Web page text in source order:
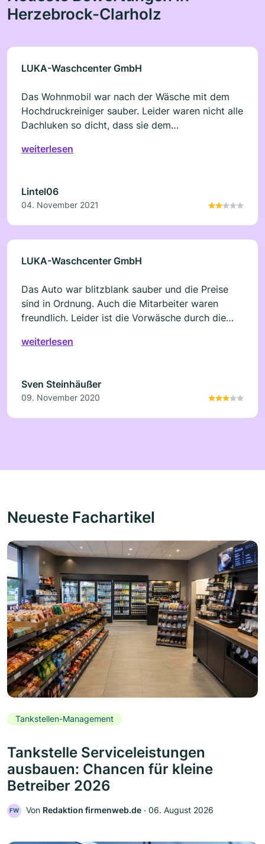
Herzebrock-Clarholz
LUKA-Waschcenter GmbH
Das Wohnmobil war nach der Wäsche mit dem
Hochdruckreiniger sauber. Leider waren nicht alle
Dachluken so dicht, dass sie dem
gab einen Wassereinbruch. Die Mitarbeiter
weiterlesen
Lintel06
04. November 2021
LUKA-Waschcenter GmbH
Das Auto war blitzblank sauber und die Preise
sind in Ordnung. Auch die Mitarbeiter waren
freundlich. Leider ist die Vorwäsche durch die
zur Sache gehen. Der Bürstenbesen hat meine
Karosserie. Die Waschhalle selbst macht einen
guten Job. Wenn ich da nochmal hinfahre, dann
unbedingt ohne die Vorwäsche durch die
weiterlesen
Sven Steinhäußer
09. November 2020
Neueste Fachartikel
Tankstellen-Management
Tankstelle Serviceleistungen
ausbauen: Chancen für kleine
Betreiber 2026
FW Von Redaktion firmenweb.de ‧ 06. August 2026